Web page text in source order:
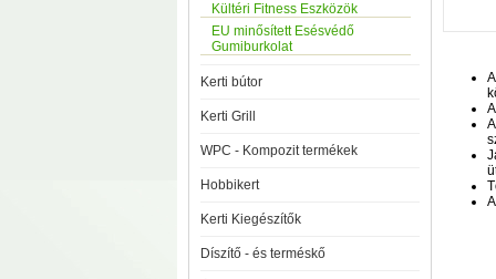
Kültéri Fitness Eszközök
EU minősített Esésvédő
Gumiburkolat
Kerti bútor
Kerti Grill
WPC - Kompozit termékek
Hobbikert
Kerti Kiegészítők
Díszítő - és terméskő